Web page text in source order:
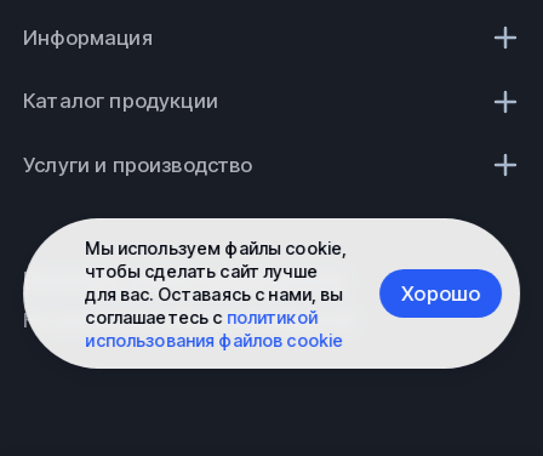
Мы используем файлы cookie,
чтобы сделать сайт лучше
для вас. Оставаясь с нами, вы
соглашаетесь с политикой
использования файлов cookie
Хорошо
Информация
Каталог продукции
Услуги и производство
Не является публичной офертой
Политика конфиденциальности